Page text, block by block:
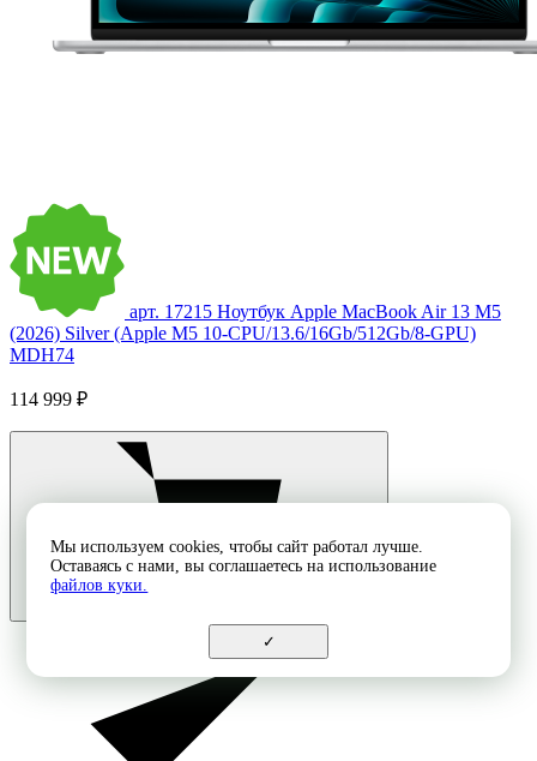
арт. 17215 Ноутбук Apple MacBook Air 13 M5
(2026) Silver (Apple M5 10-CPU/13.6/16Gb/512Gb/8-GPU)
MDH74
114 999 ₽
Мы используем cookies, чтобы сайт работал лучше.
Оставаясь с нами, вы соглашаетесь на использование
файлов куки.
✓